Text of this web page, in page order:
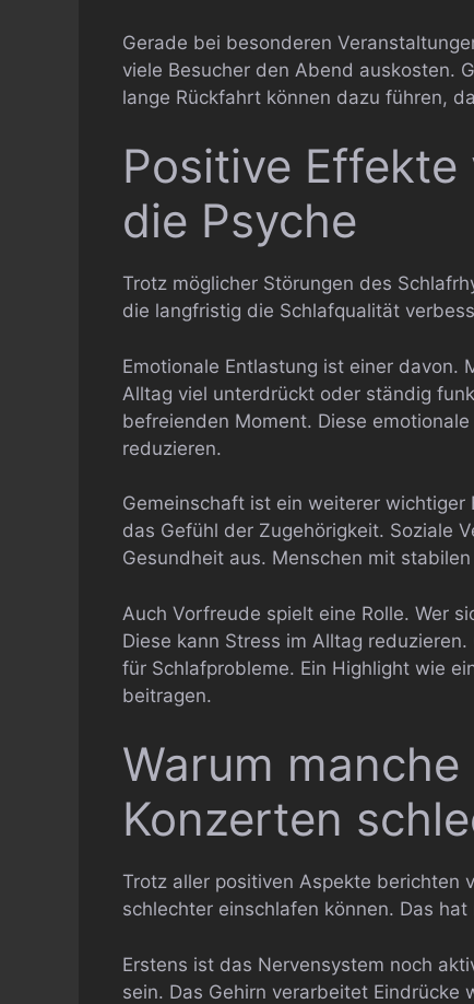
Gerade bei besonderen
viele Besucher den Abend auskosten.
lange Rückfahrt können dazu führen,
Positive
die Psyche
Trotz möglicher Störungen des
die langfristig die Schlafqualität
Emotionale Entlastung ist einer davon.
Alltag viel unterdrückt oder ständig
befreienden Moment. Diese
reduzieren.
Gemeinschaft ist ein weiterer wichtiger
das Gefühl der Zugehörigkeit. Soziale
Gesundheit aus. Menschen mit
Auch Vorfreude spielt eine Rolle. Wer
Diese kann Stress im Alltag
für Schlafprobleme. Ein Highlight wie
beitragen.
Warum
Konzerten
Trotz aller positiven Aspekte berichten
schlechter einschlafen können. Das hat
Erstens ist das Nervensystem noch
sein. Das Gehirn verarbeitet